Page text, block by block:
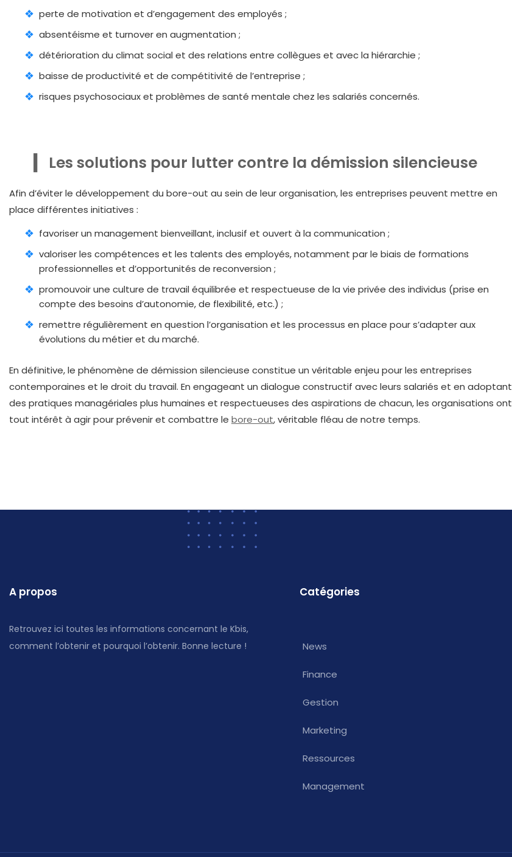
perte de motivation et d’engagement des employés ;
absentéisme et turnover en augmentation ;
détérioration du climat social et des relations entre collègues et avec la hiérarchie ;
baisse de productivité et de compétitivité de l’entreprise ;
risques psychosociaux et problèmes de santé mentale chez les salariés concernés.
Les solutions pour lutter contre la démission silencieuse
Afin d’éviter le développement du bore-out au sein de leur organisation, les entreprises peuvent mettre en
place différentes initiatives :
favoriser un management bienveillant, inclusif et ouvert à la communication ;
valoriser les compétences et les talents des employés, notamment par le biais de formations
professionnelles et d’opportunités de reconversion ;
promouvoir une culture de travail équilibrée et respectueuse de la vie privée des individus (prise en
compte des besoins d’autonomie, de flexibilité, etc.) ;
remettre régulièrement en question l’organisation et les processus en place pour s’adapter aux
évolutions du métier et du marché.
En définitive, le phénomène de démission silencieuse constitue un véritable enjeu pour les entreprises
contemporaines et le droit du travail. En engageant un dialogue constructif avec leurs salariés et en adoptant
des pratiques managériales plus humaines et respectueuses des aspirations de chacun, les organisations ont
tout intérêt à agir pour prévenir et combattre le bore-out, véritable fléau de notre temps.
A propos
Retrouvez ici toutes les informations concernant le Kbis,
comment l’obtenir et pourquoi l’obtenir. Bonne lecture !
Catégories
News
Finance
Gestion
Marketing
Ressources
Management